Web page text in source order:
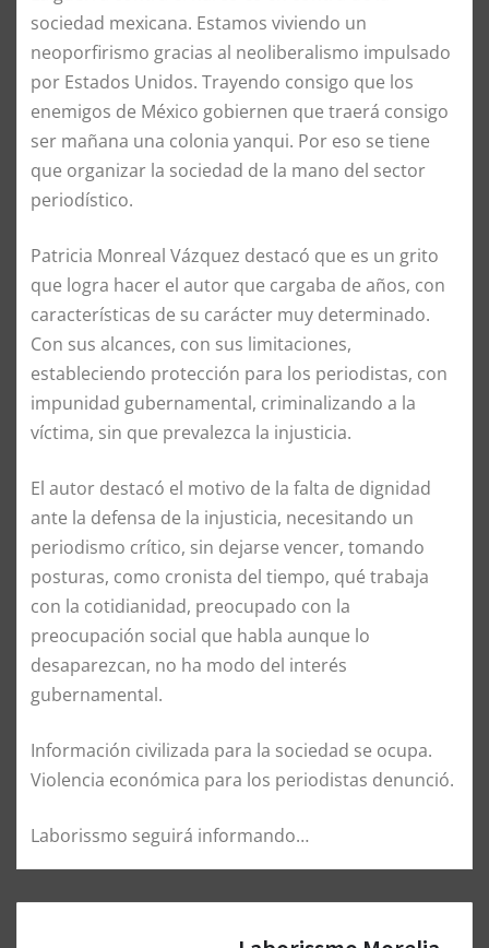
sociedad mexicana. Estamos viviendo un
neoporfirismo gracias al neoliberalismo impulsado
por Estados Unidos. Trayendo consigo que los
enemigos de México gobiernen que traerá consigo
ser mañana una colonia yanqui. Por eso se tiene
que organizar la sociedad de la mano del sector
periodístico.
Patricia Monreal Vázquez destacó que es un grito
que logra hacer el autor que cargaba de años, con
características de su carácter muy determinado.
Con sus alcances, con sus limitaciones,
estableciendo protección para los periodistas, con
impunidad gubernamental, criminalizando a la
víctima, sin que prevalezca la injusticia.
El autor destacó el motivo de la falta de dignidad
ante la defensa de la injusticia, necesitando un
periodismo crítico, sin dejarse vencer, tomando
posturas, como cronista del tiempo, qué trabaja
con la cotidianidad, preocupado con la
preocupación social que habla aunque lo
desaparezcan, no ha modo del interés
gubernamental.
Información civilizada para la sociedad se ocupa.
Violencia económica para los periodistas denunció.
Laborissmo seguirá informando…